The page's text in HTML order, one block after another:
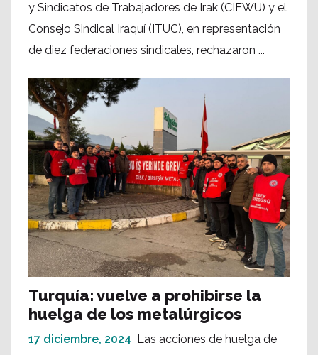
y Sindicatos de Trabajadores de Irak (CIFWU) y el
Consejo Sindical Iraquí (ITUC), en representación
de diez federaciones sindicales, rechazaron ...
Turquía: vuelve a prohibirse la
huelga de los metalúrgicos
17 diciembre, 2024
Las acciones de huelga de